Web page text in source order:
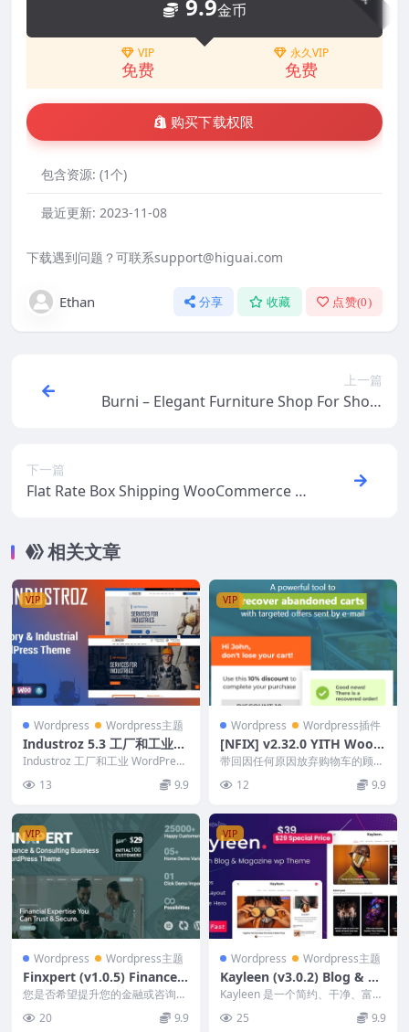
9.9金币
VIP
免费
永久VIP
免费
购买下载权限
包含资源: (1个)
最近更新: 2023-11-08
下载遇到问题？可联系support@higuai.com
Ethan 分享 收藏 点赞(0)
上一篇
Burni – Elegant Furniture Shop For Shopi
下一篇
Flat Rate Box Shipping WooCommerce 2.
相关文章
VIP
Wordpress Wordpress主题
Industroz 5.3 工厂和工业
WordPress 主题
Industroz 工厂和工业 WordPress
主题 是创建所有类型的工业、...
13 9.9
VIP
Wordpress Wordpress插件
[NFIX] v2.32.0 YITH Wooc
ommerce Recover Aband
oned Cart Premium [Origi
nal Version Number**]
带回因任何原因放弃购物车的顾
客。向他们发送一封自动电子邮
件，鼓励顾客他们在购物车...
12 9.9
VIP
Wordpress Wordpress主题
Finxpert (v1.0.5) Finance
& Consulting Business Wo
rdPress Theme
您是否希望提升您的金融或咨询业
务的在线形象？ Finxpert就是您的
最佳选择 ...
20 9.9
VIP
Wordpress Wordpress主题
Kayleen (v3.0.2) Blog & M
agazine WordPress Them
e
Kayleen 是一个简约、干净、富有
创意且用途广泛的 Wordpress 主
题...25 9.9